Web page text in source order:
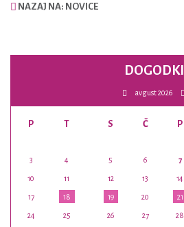
NAZAJ NA: NOVICE
DOGODKI
avgust 2026
P T S Č P
3 4 5 6 7
10 11 12 13 14
17 18 19 20 21
24 25 26 27 28